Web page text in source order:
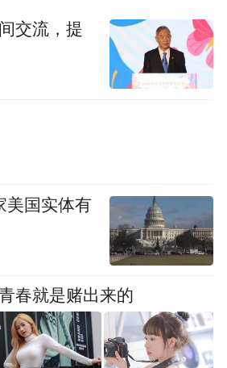
交流，提
美国实体有
春就是赌出来的